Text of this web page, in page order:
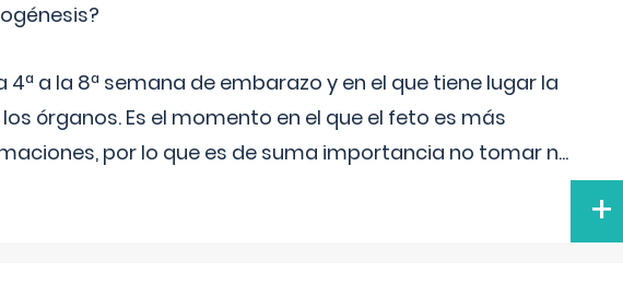
4ª a la 8ª semana de embarazo y en el que tiene lugar la
órganos. Es el momento en el que el feto es más
por lo que es de suma importancia no tomar n...
+